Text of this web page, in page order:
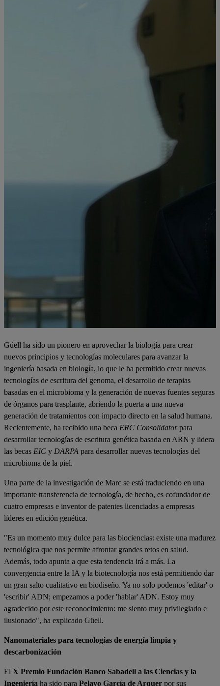
Güell ha sido un pionero en aprovechar la biología para crear
nuevos principios y tecnologías moleculares para avanzar la
ingeniería basada en biología, lo que le ha permitido crear nuevas
tecnologías de escritura del genoma, el desarrollo de terapias
basadas en el microbioma y la generación de nuevas fuentes seguras
de órganos para trasplante, abriendo la puerta a una nueva
generación de tratamientos con impacto directo en la salud humana.
Recientemente, ha recibido una beca ERC Consolidatorpara
desarrollar tecnologías de escritura genética basada en ARN y lidera
las becas EIC y DARPA para desarrollar nuevas tecnologías del
microbioma de la piel.
Una parte de la investigación de Marc se está traduciendo en una
importante transferencia de tecnología, de hecho, es cofundador de
cuatro empresas e inventor de patentes licenciadas a empresas
líderes en edición genética.
"Es un momento muy dulce para las biociencias: existe una madurez
tecnológica que nos permite afrontar grandes retos en salud.
Además, todo apunta a que esta tendencia irá a más. La
convergencia entre la IA y la biotecnología nos está permitiendo dar
un gran salto cualitativo en biodiseño. Ya no solo podemos 'editar' o
'escribir' ADN; empezamos a poder 'hablar' ADN. Estoy muy
agradecido por este reconocimiento: me siento muy privilegiado e
ilusionado", ha explicado Güell.
Nanomateriales para tecnologías de energía limpia y
descarbonización
El X Premio Fundación Banco Sabadell a las Ciencias y la
Ingeniería ha sido para Pelayo García de Arquer por sus